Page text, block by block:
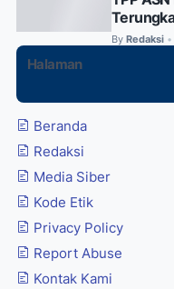
By Redaksi •
Halaman
Beranda
Redaksi
Media Siber
Kode Etik
Privacy Policy
Report Abuse
Kontak Kami